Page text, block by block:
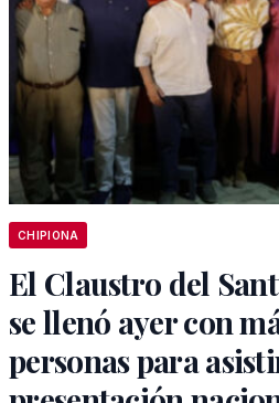
CHIPIONA
El Claustro del
se llenó ayer con
personas para